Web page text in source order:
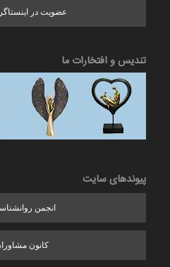
عضویت در
تندیس و افتخارات ما
پیوندهای سایت
انجمن
کانون